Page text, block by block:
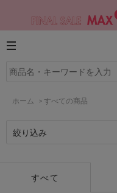
ホーム > すべての商品
絞り込み
すべて